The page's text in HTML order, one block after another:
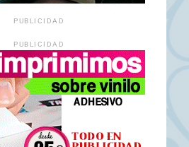
PUBLICIDAD
PUBLICIDAD